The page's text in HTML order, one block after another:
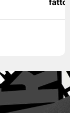
fatto